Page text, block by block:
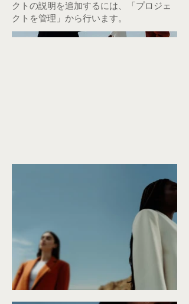
クトの説明を追加するには、「プロジェ
クトを管理」から行います。